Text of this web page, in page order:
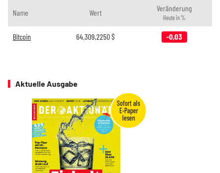
Name Wert Veränderung
Heute in %
Bitcoin 64.309,2250$ -0,03
Aktuelle Ausgabe